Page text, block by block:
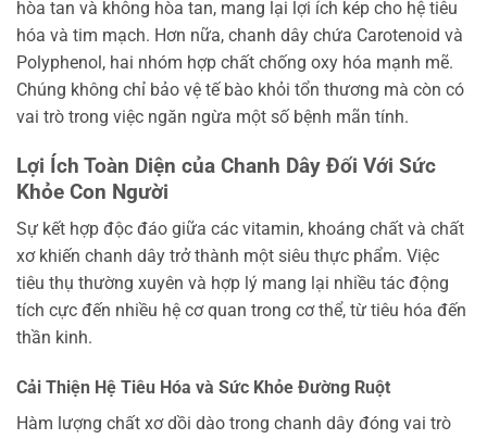
hòa tan và không hòa tan, mang lại lợi ích kép cho hệ tiêu
hóa và tim mạch. Hơn nữa, chanh dây chứa Carotenoid và
Polyphenol, hai nhóm hợp chất chống oxy hóa mạnh mẽ.
Chúng không chỉ bảo vệ tế bào khỏi tổn thương mà còn có
vai trò trong việc ngăn ngừa một số bệnh mãn tính.
Lợi Ích Toàn Diện của Chanh Dây Đối Với Sức
Khỏe Con Người
Sự kết hợp độc đáo giữa các vitamin, khoáng chất và chất
xơ khiến chanh dây trở thành một siêu thực phẩm. Việc
tiêu thụ thường xuyên và hợp lý mang lại nhiều tác động
tích cực đến nhiều hệ cơ quan trong cơ thể, từ tiêu hóa đến
thần kinh.
Cải Thiện Hệ Tiêu Hóa và Sức Khỏe Đường Ruột
Hàm lượng chất xơ dồi dào trong chanh dây đóng vai trò